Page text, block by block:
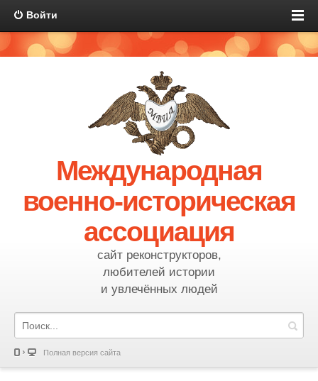
Войти
Международная
военно-историческая
ассоциация
сайт реконструкторов,
любителей истории
и увлечённых людей
Полная версия сайта